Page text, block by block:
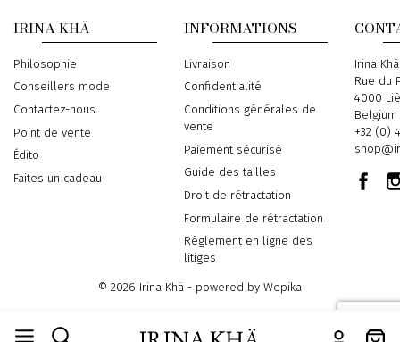
IRINA KHÄ
Philosophie
Conseillers mode
Contactez-nous
Point de vente
Édito
Faites un cadeau
INFORMATIONS
Livraison
Confidentialité
Conditions générales de
vente
Paiement sécurisé
Guide des tailles
Droit de rétractation
Formulaire de rétractation
Règlement en ligne des
litiges
Address
Irina Khä
Rue du
4000
Belgium
Phone
+32 (0)
Email
© 2026 Irina Khä - powered by Wepika